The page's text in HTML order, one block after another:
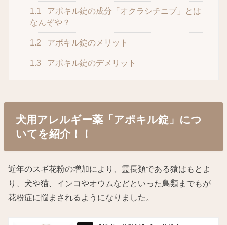
1.1
アポキル錠の成分「オクラシチニブ」とは
なんぞや？
1.2 アポキル錠のメリット
1.3 アポキル錠のデメリット
犬用アレルギー薬「アポキル錠」につ
いてを紹介！！
近年のスギ花粉の増加により、霊長類である猿はもとよ
り、犬や猫、インコやオウムなどといった鳥類までもが
花粉症に悩まされるようになりました。